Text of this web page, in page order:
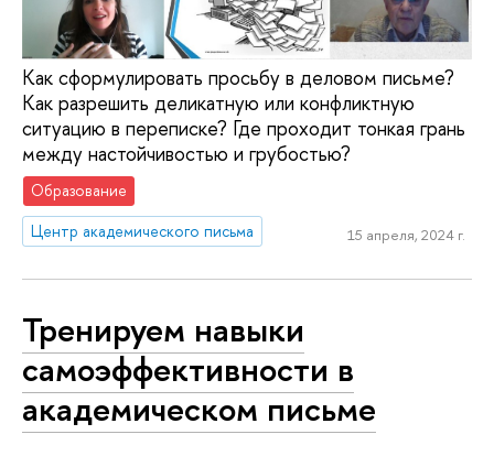
Как сформулировать просьбу в деловом письме?
Как разрешить деликатную или конфликтную
ситуацию в переписке? Где проходит тонкая грань
между настойчивостью и грубостью?
Образование
Центр академического письма
15 апреля, 2024 г.
Тренируем навыки
самоэффективности в
академическом письме